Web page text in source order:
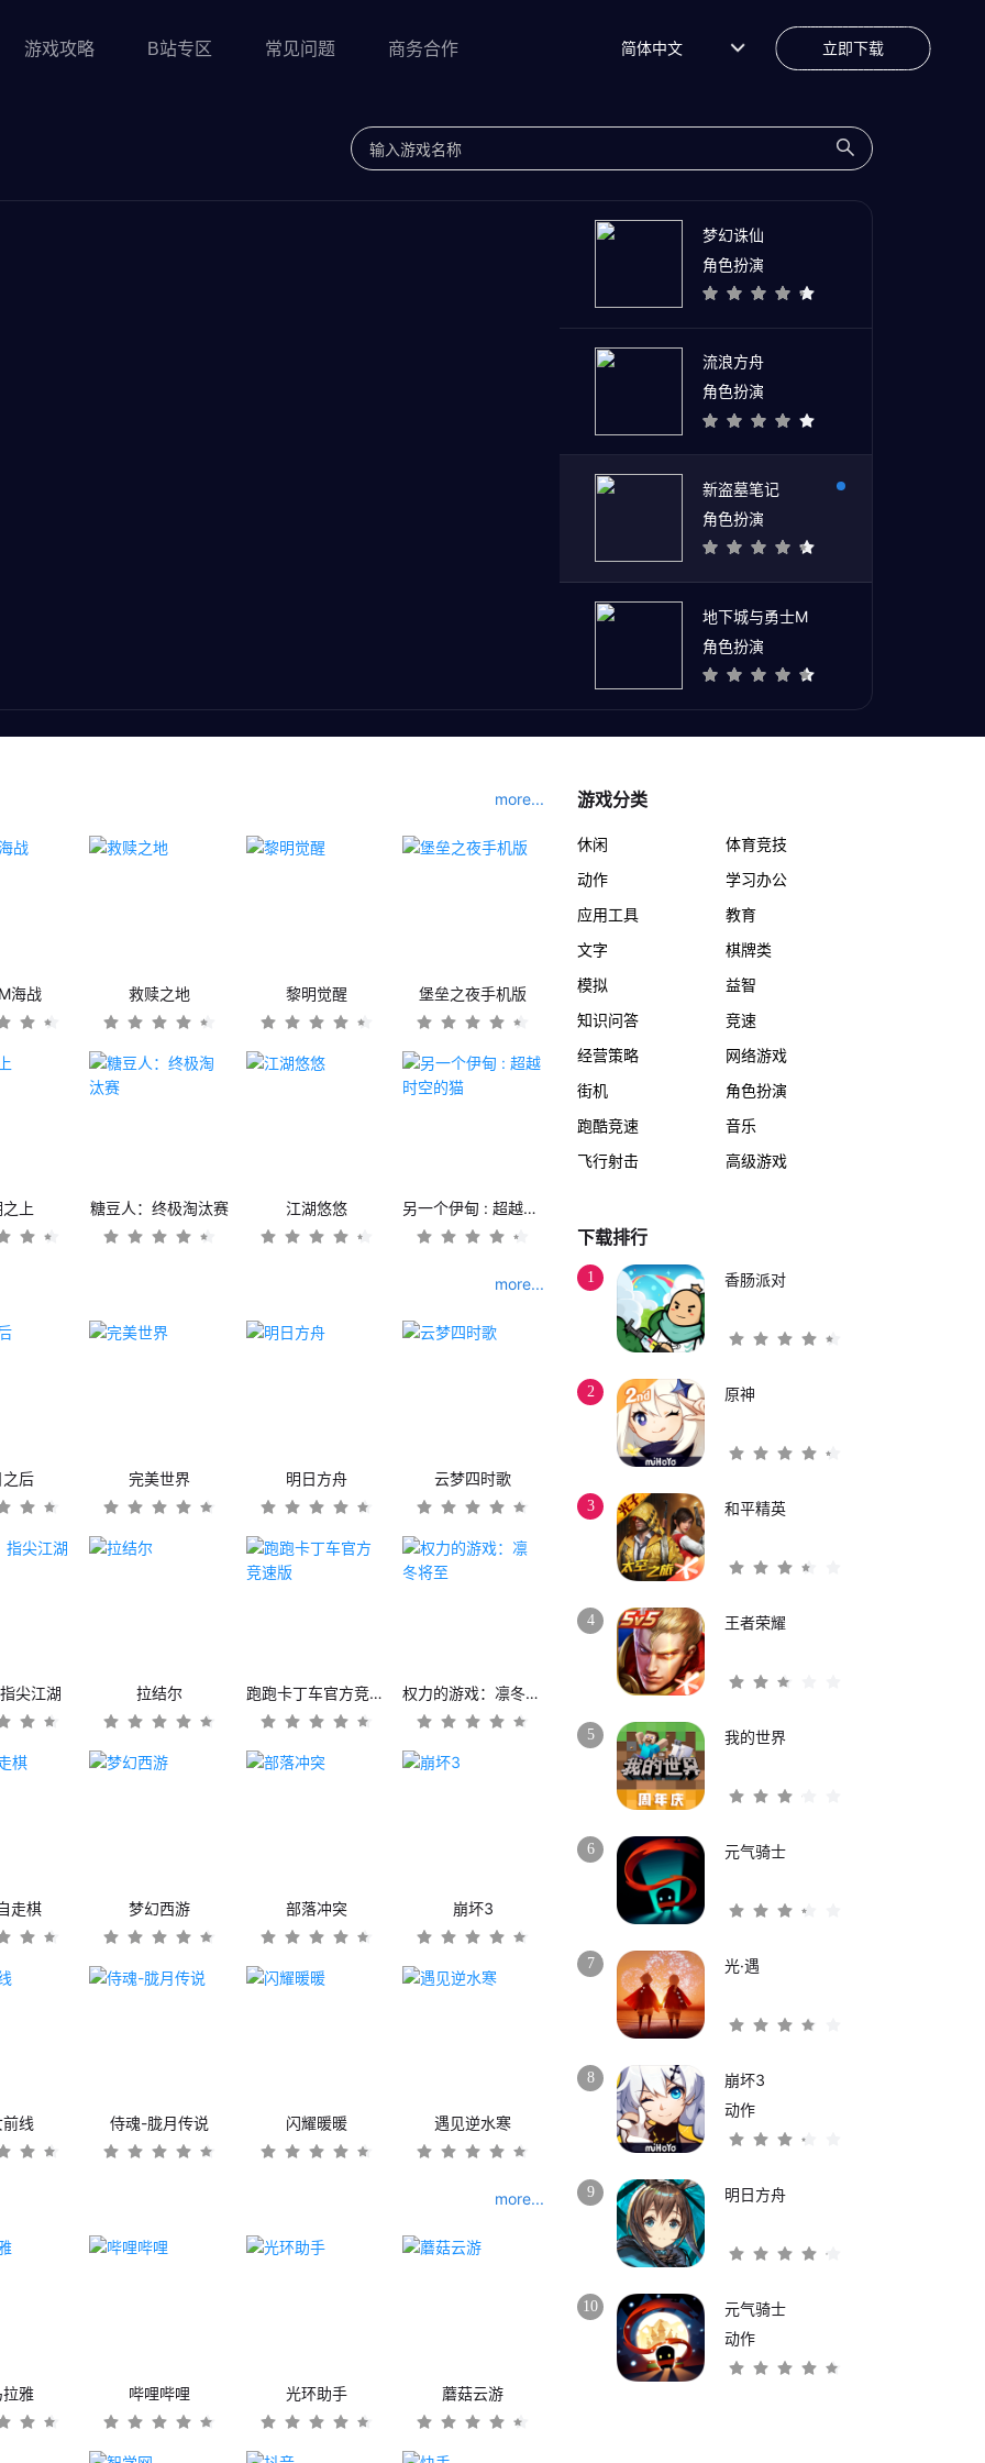
游戏攻略 B站专区 常见问题 商务合作 简体中文 立即下载
梦幻诛仙
角色扮演
流浪方舟
角色扮演
新盗墓笔记
角色扮演
地下城与勇士M
角色扮演
more...
海战 救赎之地 黎明觉醒 堡垒之夜手机版
上 糖豆人：终极淘汰赛 江湖悠悠 另一个伊甸 : 超越时空的猫
more...
后 完美世界 明日方舟 云梦四时歌
尖江湖 拉结尔 跑跑卡丁车官方竞速版 权力的游戏：凛冬将至
走棋 梦幻西游 部落冲突 崩坏3
线 侍魂-胧月传说 闪耀暖暖 遇见逆水寒
more...
雅 哔哩哔哩 光环助手 蘑菇云游
游戏分类
休闲
体育竞技
动作
学习办公
应用工具
教育
文字
棋牌类
模拟
益智
知识问答
竞速
经营策略
网络游戏
街机
角色扮演
跑酷竞速
音乐
飞行射击
高级游戏
下载排行
1 香肠派对
2 原神
3 和平精英
4 王者荣耀
5 我的世界
6 元气骑士
7 光·遇
8
崩坏3
动作
9 明日方舟
10
元气骑士
动作